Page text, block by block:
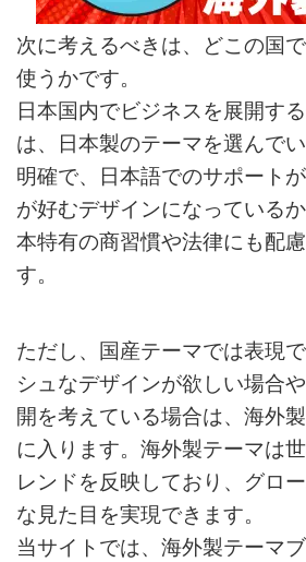
次に考えるべきは、どこの国
使うかです。
日本国内でビジネスを展開す
は、日本製のテーマを選んで
明確で、日本語でのサポート
が好むデザインになっている
本特有の商習慣や法律にも配
す。
ただし、国産テーマでは表現
シュなデザインが欲しい場合
開を考えている場合は、海外
に入ります。海外製テーマは
レンドを反映しており、グロ
な見た目を実現できます。
当サイトでは、海外製テーマ